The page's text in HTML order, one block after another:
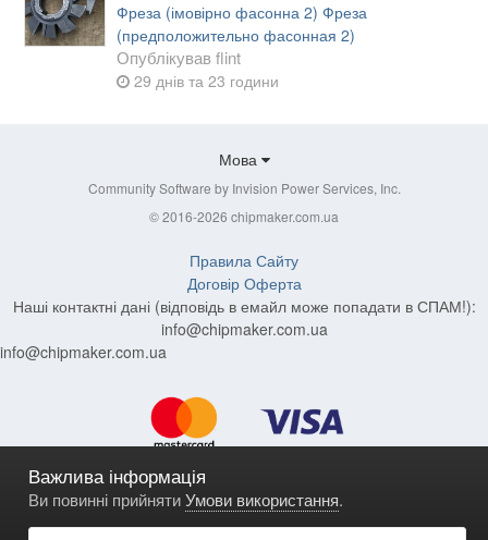
Фреза (імовірно фасонна 2) Фреза
(предположительно фасонная 2)
Опублікувавflint
29 днів та 23 години
Мова
Community Software by Invision Power Services, Inc.
© 2016-2026 chipmaker.com.ua
Важлива інформація
Ви повинні прийнятиУмови використання.
Правила Сайту
Договір Оферта
Наші контактні дані (відповідь в емайл може попадати в СПАМ!):
info@chipmaker.com.ua
info@chipmaker.com.ua